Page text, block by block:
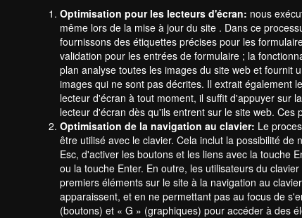
Optimisation pour les lecteurs d'écran: nous
même lors de la mise à jour du site . Dans ce
fournissons des étiquettes précises pour les
validation pour les entrées de formulaire ; la
plan analyse toutes les images du site web et fournit
images qui ne sont pas décrites. Il extrait également
lecteur d'écran à tout moment, il suffit d'appuyer sur
lecteur d'écran dès qu'ils entrent sur le site web. Ces
Optimisation de la navigation au clavier: Le
être utilisé avec le clavier. Cela inclut la possibilité
Esc, d'activer les boutons et les liens avec la touche
ou la touche Enter. En outre, les utilisateurs du
premiers éléments sur le site à la navigation au
apparaissent, et en ne permettant pas au focus de
(boutons) et « G » (graphiques) pour accéder à des